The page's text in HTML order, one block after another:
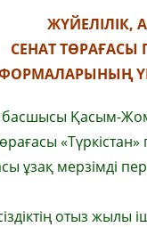
ЖҮЙЕЛІЛІК,
СЕНАТ ТӨРАҒАСЫ
Қасым-
ұзақ мерзімді
отыз жылы